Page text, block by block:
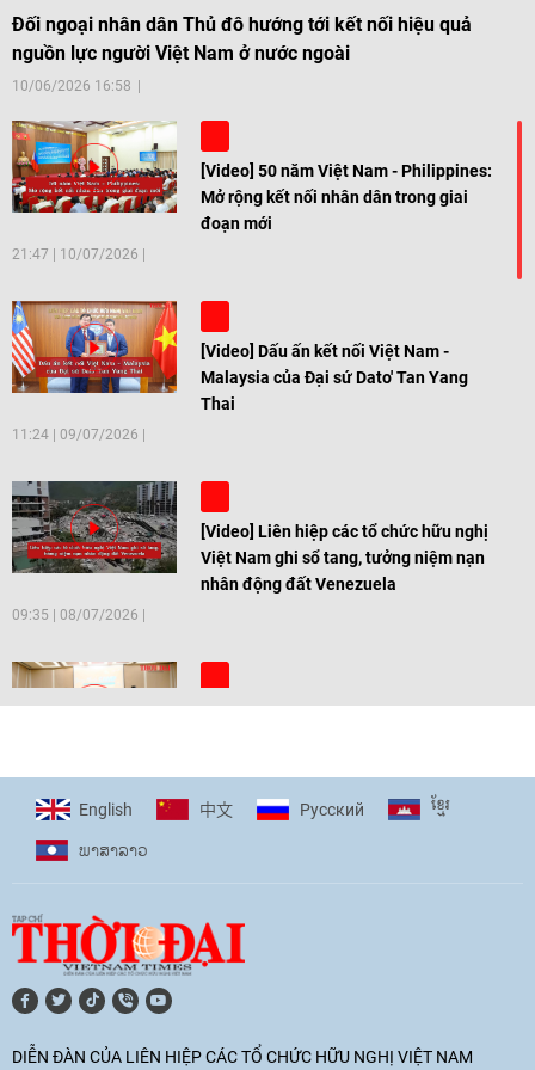
Đối ngoại nhân dân Thủ đô hướng tới kết nối hiệu quả
nguồn lực người Việt Nam ở nước ngoài
10/06/2026 16:58
[Video] 50 năm Việt Nam - Philippines:
Mở rộng kết nối nhân dân trong giai
đoạn mới
21:47 | 10/07/2026
[Video] Dấu ấn kết nối Việt Nam -
Malaysia của Đại sứ Dato' Tan Yang
Thai
11:24 | 09/07/2026
[Video] Liên hiệp các tổ chức hữu nghị
Việt Nam ghi sổ tang, tưởng niệm nạn
nhân động đất Venezuela
09:35 | 08/07/2026
[Video] Trẻ em Đông Á cùng kiến tạo
11:10|17/06/2026
hòa bình, hữu nghị giữa các dân tộc"
English 中文 Pусский ខ្មែរ
ພາ​ສາ​ລາວ
DIỄN ĐÀN CỦA LIÊN HIỆP CÁC TỔ CHỨC HỮU NGHỊ VIỆT NAM